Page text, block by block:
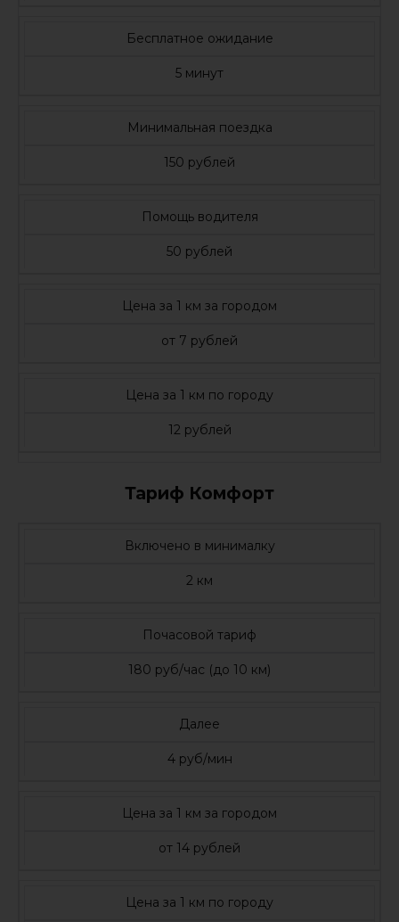
Бесплатное ожидание
5 минут
Минимальная поездка
150 рублей
Помощь водителя
50 рублей
Цена за 1 км за городом
от 7 рублей
Цена за 1 км по городу
12 рублей
Тариф Комфорт
Включено в минималку
2 км
Почасовой тариф
180 руб/час (до 10 км)
Далее
4 руб/мин
Цена за 1 км за городом
от 14 рублей
Цена за 1 км по городу